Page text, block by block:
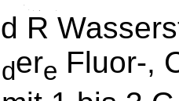
R
dere Fluor-,